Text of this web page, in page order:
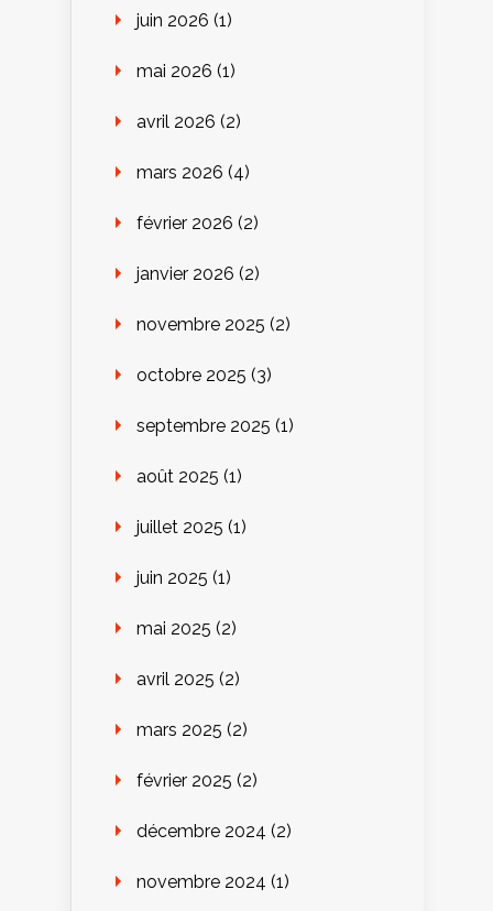
juin 2026 (1)
mai 2026 (1)
avril 2026 (2)
mars 2026 (4)
février 2026 (2)
janvier 2026 (2)
novembre 2025 (2)
octobre 2025 (3)
septembre 2025 (1)
août 2025 (1)
juillet 2025 (1)
juin 2025 (1)
mai 2025 (2)
avril 2025 (2)
mars 2025 (2)
février 2025 (2)
décembre 2024 (2)
novembre 2024 (1)